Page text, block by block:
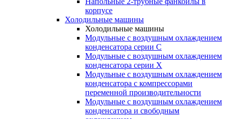
корпусе
Холодильные машины
Холодильные машины
Модульные с воздушным охлаждением
конденсатора серии С
Модульные с воздушным охлаждением
конденсатора серии Х
Модульные с воздушным охлаждением
конденсатора с компрессорами
переменной производительности
Mодульные с воздушным охлаждением
конденсатора и свободным